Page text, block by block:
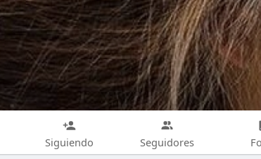
Siguiendo Seguidores